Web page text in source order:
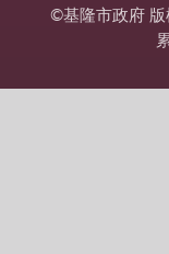
©基隆市政府 版